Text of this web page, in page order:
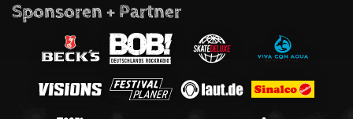
Sponsoren + Partner